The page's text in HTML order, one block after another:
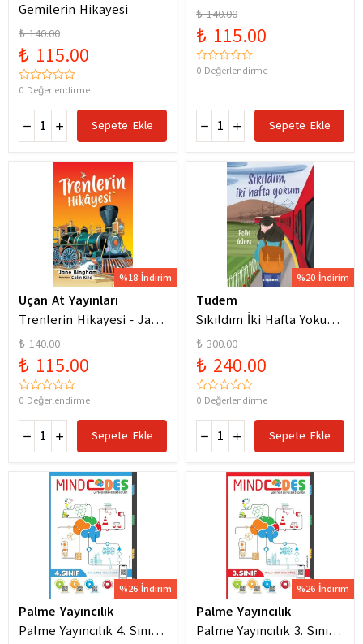
Gemilerin Hikayesi
₺ 140.00
₺ 115.00
0 Değerlendirme
Sepete Ekle
Baum
₺ 140.00
₺ 115.00
0 Değerlendirme
Sepete Ekle
%18 İndirim
Uçan At Yayınları
Trenlerin Hikayesi - Jane
Bingham
₺ 140.00
₺ 115.00
0 Değerlendirme
Sepete Ekle
%20 İndirim
Tudem
Sıkıldım İki Hafta Yokum
Pelin Güneş
₺ 300.00
₺ 240.00
0 Değerlendirme
Sepete Ekle
%26 İndirim
Palme Yayıncılık
Palme Yayıncılık 4. Sınıf
%26 İndirim
Palme Yayıncılık
Palme Yayıncılık 3. Sınıf